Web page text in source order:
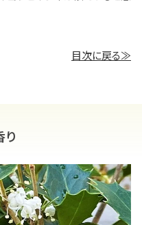
目次に戻る≫
り